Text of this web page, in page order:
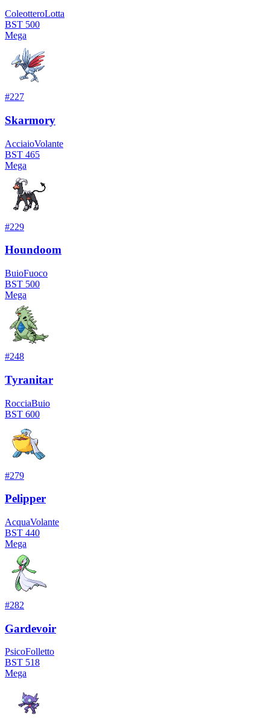
ColeotteroLotta
BST 500
Mega
#227
Skarmory
AcciaioVolante
BST 465
Mega
#229
Houndoom
BuioFuoco
BST 500
Mega
#248
Tyranitar
RocciaBuio
BST 600
#279
Pelipper
AcquaVolante
BST 440
Mega
#282
Gardevoir
PsicoFolletto
BST 518
Mega